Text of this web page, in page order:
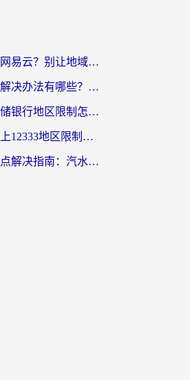
在国外怎么用网易云？别让地域限制断了你的中文歌单——附听书社交定位解决方案
酷狗海外限制解决办法有哪些？留学生亲测有效的回国加速指南
在菲律宾用邮储银行地区限制怎么办？海外华人必看的回国加速解决方案
在比利时用掌上12333地区限制怎么办？海外华人亲测有效的回国加速方案
海外党日常痛点解决指南：汽水有些音乐在国外无法播放怎么办？